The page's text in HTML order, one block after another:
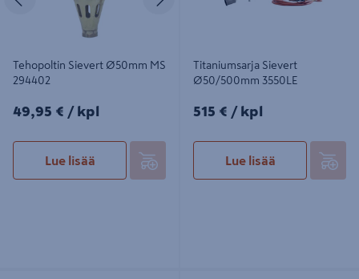
Tehopoltin Sievert Ø50mm MS
294402
49,95€/kpl
49,95 € / kpl
Lue lisää
Titaniumsarja Sievert
Ø50/500mm 3550LE
515€/kpl
515 € / kpl
Lue lisää